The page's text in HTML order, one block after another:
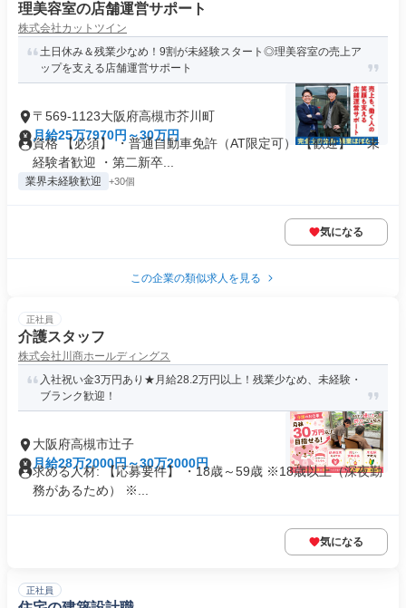
理美容室の店舗運営サポート
株式会社カットツイン
土日休み＆残業少なめ！9割が未経験スタート◎理美容室の売上ア
ップを支える店舗運営サポート
〒569-1123大阪府高槻市芥川町
月給25万7970円～30万円
資格 【必須】 ・普通自動車免許（AT限定可） 【歓迎】 ・未
経験者歓迎 ・第二新卒...
業界未経験歓迎 +30個
気になる
この企業の類似求人を見る
正社員
介護スタッフ
株式会社川商ホールディングス
入社祝い金3万円あり★月給28.2万円以上！残業少なめ、未経験・
ブランク歓迎！
大阪府高槻市辻子
月給28万2000円～30万2000円
求める人材: 【応募要件】 ・18歳～59歳 ※18歳以上（深夜勤
務があるため） ※...
気になる
正社員